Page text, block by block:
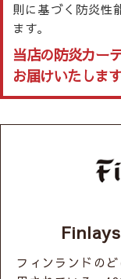
則に基づく防炎性
ます。
当店の防炎カー
お届けいたしま
フィンランドの